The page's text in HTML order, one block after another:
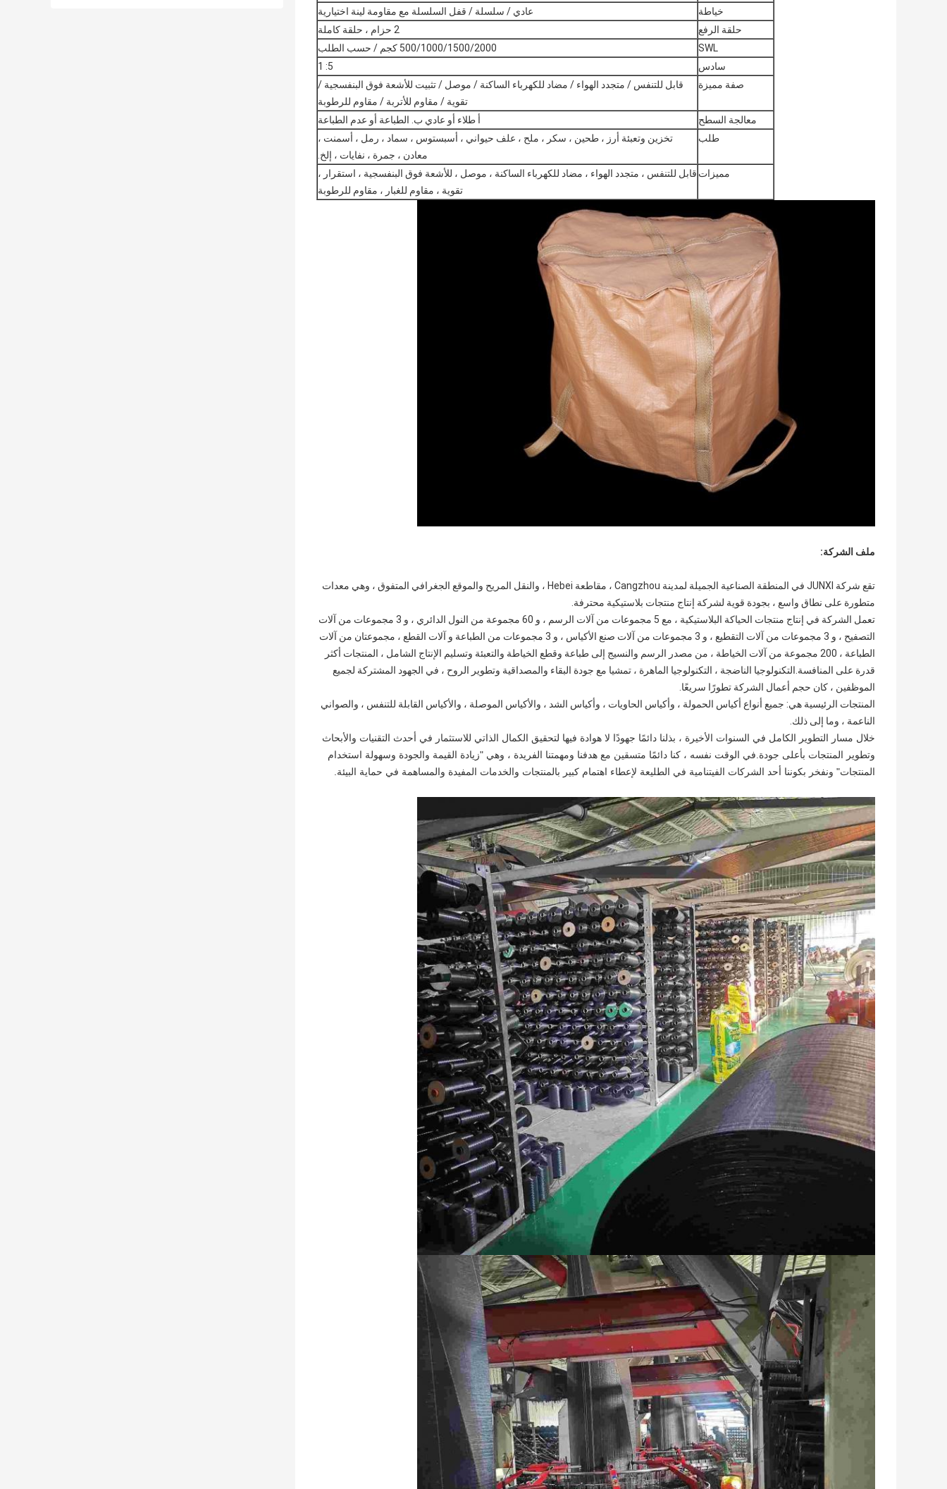
خياطة
عادي / سلسلة / قفل السلسلة مع مقاومة لينة اختيارية
حلقة الرفع
2 حزام ، حلقة كاملة
SWL
500/1000/1500/2000 كجم / حسب الطلب
سادس
5: 1
صفة مميزة
قابل للتنفس / متجدد الهواء / مضاد للكهرباء الساكنة / موصل / تثبيت للأشعة فوق البنفسجية /
تقوية / مقاوم للأتربة / مقاوم للرطوبة
معالجة السطح
أ طلاء أو عادي ب. الطباعة أو عدم الطباعة
طلب
تخزين وتعبئة أرز ، طحين ، سكر ، ملح ، علف حيواني ، أسبستوس ، سماد ، رمل ، أسمنت ،
معادن ، جمرة ، نفايات ، إلخ.
مميزات قابل للتنفس ، متجدد الهواء ، مضاد للكهرباء الساكنة ، موصل ، للأشعة فوق البنفسجية ، استقرار ،
تقوية ، مقاوم للغبار ، مقاوم للرطوبة
ملف الشركة:
تقع شركة JUNXI في المنطقة الصناعية الجميلة لمدينة Cangzhou ، مقاطعة Hebei ، والنقل المريح والموقع الجغرافي المتفوق ، وهي معدات
متطورة على نطاق واسع ، بجودة قوية لشركة إنتاج منتجات بلاستيكية محترفة.
تعمل الشركة في إنتاج منتجات الحياكة البلاستيكية ، مع 5 مجموعات من آلات الرسم ، و 60 مجموعة من النول الدائري ، و 3 مجموعات من آلات
التصفيح ، و 3 مجموعات من آلات التقطيع ، و 3 مجموعات من آلات صنع الأكياس ، و 3 مجموعات من الطباعة و آلات القطع ، مجموعتان من آلات
الطباعة ، 200 مجموعة من آلات الخياطة ، من مصدر الرسم والنسيج إلى طباعة وقطع الخياطة والتعبئة وتسليم الإنتاج الشامل ، المنتجات أكثر
قدرة على المنافسة.التكنولوجيا الناضجة ، التكنولوجيا الماهرة ، تمشيا مع جودة البقاء والمصداقية وتطوير الروح ، في الجهود المشتركة لجميع
الموظفين ، كان حجم أعمال الشركة تطورًا سريعًا.
المنتجات الرئيسية هي: جميع أنواع أكياس الحمولة ، وأكياس الحاويات ، وأكياس الشد ، والأكياس الموصلة ، والأكياس القابلة للتنفس ، والصواني
الناعمة ، وما إلى ذلك.
المنتجات" ونفخر بكوننا أحد الشركات الفيتنامية في الطليعة لإعطاء اهتمام كبير بالمنتجات والخدمات المفيدة والمساهمة في حماية البيئة.